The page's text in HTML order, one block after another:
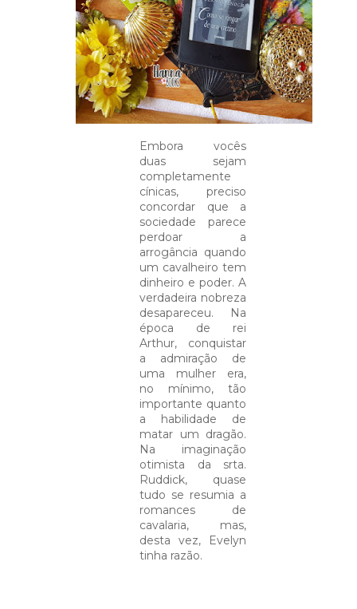
Embora vocês
duas sejam
completamente
cínicas, preciso
concordar que a
sociedade parece
perdoar a
arrogância quando
um cavalheiro tem
dinheiro e poder. A
verdadeira nobreza
desapareceu. Na
época de rei
Arthur, conquistar
a admiração de
uma mulher era,
no mínimo, tão
importante quanto
a habilidade de
matar um dragão.
Na imaginação
otimista da srta.
Ruddick, quase
tudo se resumia a
romances de
cavalaria, mas,
desta vez, Evelyn
tinha razão.